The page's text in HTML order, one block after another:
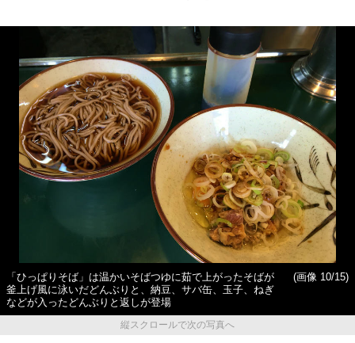
「ひっぱりそば」は温かいそばつゆに茹で上がったそばが
釜上げ風に泳いだどんぶりと、納豆、サバ缶、玉子、ねぎ
などが入ったどんぶりと返しが登場
(画像 10/15)
縦スクロールで次の写真へ